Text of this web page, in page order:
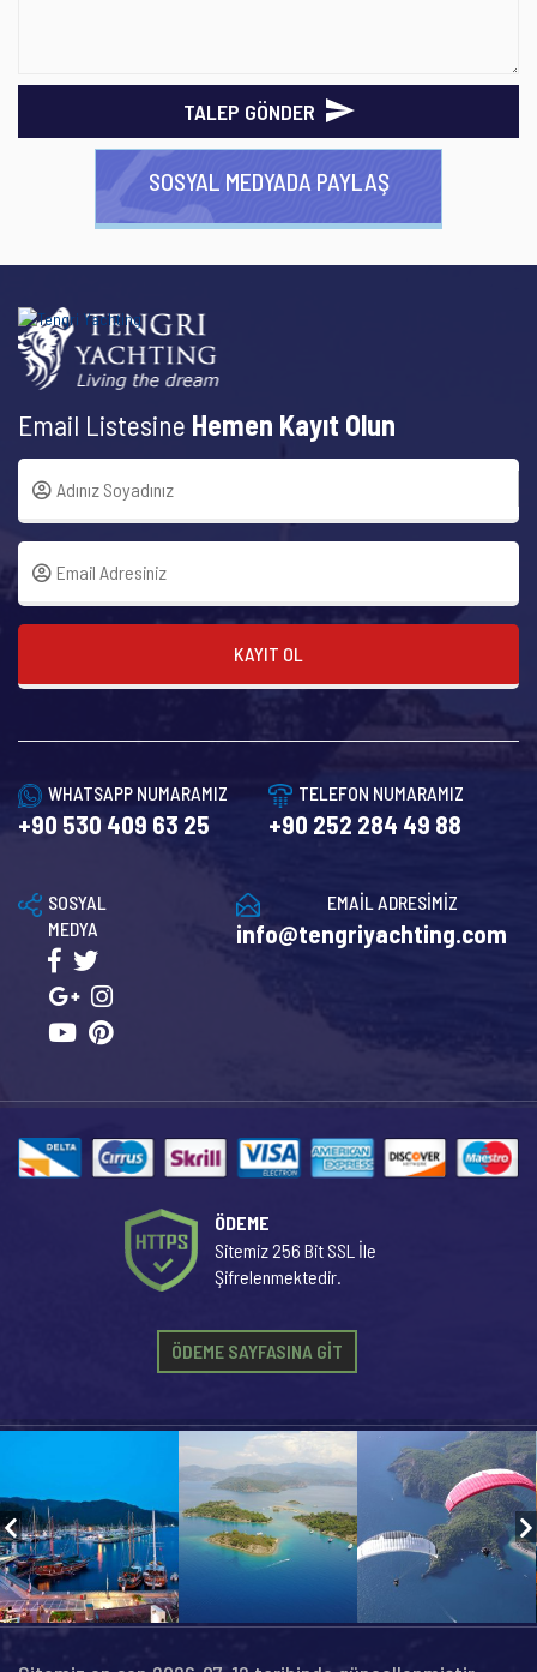
TALEP GÖNDER
SOSYAL MEDYADA PAYLAŞ
Email Listesine Hemen Kayıt Olun
KAYIT OL
WHATSAPP NUMARAMIZ
+90 530 409 63 25
TELEFON NUMARAMIZ
+90 252 284 49 88
EMAİL ADRESİMİZ
info@tengriyachting.com
SOSYAL
MEDYA
ÖDEME
Sitemiz 256 Bit SSL İle
Şifrelenmektedir.
ÖDEME SAYFASINA GİT